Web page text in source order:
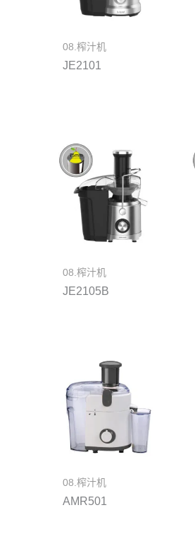
08.榨汁机
JE2101
08.榨汁机
JE2105B
08.榨汁机
AMR501